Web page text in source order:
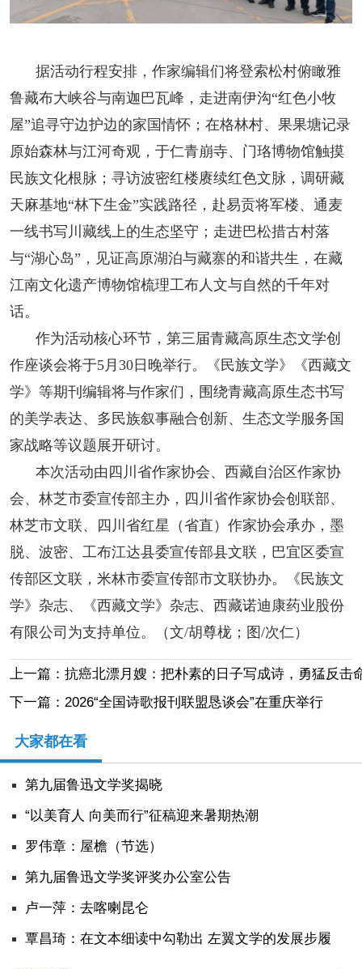
据活动行程安排，作家编辑们将登索松村俯瞰雅
鲁藏布大峡谷与南迦巴瓦峰，走进南伊沟“红色小牧
屋”追寻守边护边的家国情怀；在格林村、果果塘记录
原始森林与江河奇观，于仁青崩寺、门珞博物馆触摸
民族文化根脉；寻访波密红楼赓续红色文脉，调研藏
天麻基地“林下生金”实践路径，赴易贡将军楼、通麦
一线书写川藏线上的生态坚守；走进巴松措古村落
与“湖心岛”，见证高原湖泊与藏寨的和谐共生，在藏
江南文化遗产博物馆梳理工布人文与自然的千年对
话。
作为活动核心环节，第三届青藏高原生态文学创
作座谈会将于5月30日晚举行。《民族文学》《西藏文
学》等期刊编辑将与作家们，围绕青藏高原生态书写
的美学表达、多民族叙事融合创新、生态文学服务国
家战略等议题展开研讨。
本次活动由四川省作家协会、西藏自治区作家协
会、林芝市委宣传部主办，四川省作家协会创联部、
林芝市文联、四川省红星（省直）作家协会承办，墨
脱、波密、工布江达县委宣传部县文联，巴宜区委宣
传部区文联，米林市委宣传部市文联协办。《民族文
学》杂志、《西藏文学》杂志、西藏诺迪康药业股份
有限公司为支持单位。（文/胡尊栊；图/次仁）
上一篇：抗癌北漂月嫂：把朴素的日子写成诗，勇猛反击
下一篇：2026“全国诗歌报刊联盟恳谈会”在重庆举行
大家都在看
第九届鲁迅文学奖揭晓
“以美育人 向美而行”征稿迎来暑期热潮
罗伟章：屋檐（节选）
第九届鲁迅文学奖评奖办公室公告
卢一萍：去喀喇昆仑
覃昌琦：在文本细读中勾勒出 左翼文学的发展步履